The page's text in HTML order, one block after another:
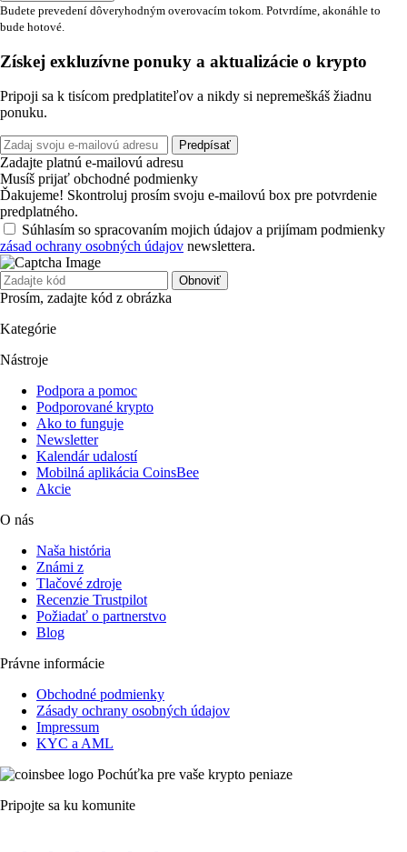
Budete prevedení dôveryhodným overovacím tokom. Potvrdíme, akonáhle to
bude hotové.
Získej exkluzívne ponuky a aktualizácie o krypto
Pripoji sa k tisícom predplatiteľov a nikdy si nepremeškáš žiadnu
ponuku.
Predpísať
Zadajte platnú e-mailovú adresu
Musíš prijať obchodné podmienky
Ďakujeme! Skontroluj prosím svoju e-mailovú box pre potvrdenie
predplatného.
Súhlasím so spracovaním mojich údajov a prijímam podmienky
zásad ochrany osobných údajov newslettera.
Obnoviť
Prosím, zadajte kód z obrázka
Kategórie
Nástroje
Podpora a pomoc
Podporované krypto
Ako to funguje
Newsletter
Kalendár udalostí
Mobilná aplikácia CoinsBee
Akcie
O nás
Naša história
Známi z
Tlačové zdroje
Recenzie Trustpilot
Požiadať o partnerstvo
Blog
Právne informácie
Obchodné podmienky
Zásady ochrany osobných údajov
Impressum
KYC a AML
Pochúťka pre vaše krypto peniaze
Pripojte sa ku komunite